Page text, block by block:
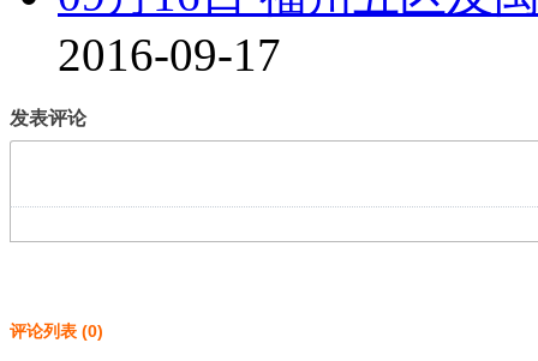
2016-09-17
发表评论
评论列表 (0)